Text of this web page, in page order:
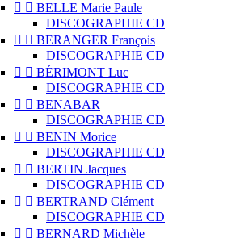
  BELLE Marie Paule
DISCOGRAPHIE CD
  BERANGER François
DISCOGRAPHIE CD
  BÉRIMONT Luc
DISCOGRAPHIE CD
  BENABAR
DISCOGRAPHIE CD
  BENIN Morice
DISCOGRAPHIE CD
  BERTIN Jacques
DISCOGRAPHIE CD
  BERTRAND Clément
DISCOGRAPHIE CD
  BERNARD Michèle